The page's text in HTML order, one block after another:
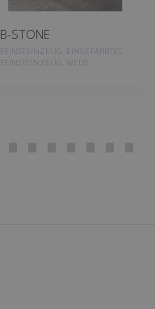
B-STONE
FEINSTEINZEUG, EINGEFÄRBTES
FEINSTEINZEUG, WEISS